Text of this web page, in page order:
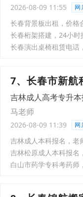
2026-08-09 11:55 网
长春背景板出租，价格
长春桁架搭建，24小时
长春演出桌椅租赁电话
7、长春市新航
吉林成人高考专升
马老师
2026-08-09 11:39 网
吉林成人本科报名，老
吉林松原成人本科报名
白山市药学专科考药师